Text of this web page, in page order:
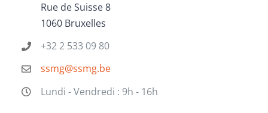
Rue de Suisse 8
1060 Bruxelles
+32 2 533 09 80
ssmg@ssmg.be
Lundi - Vendredi : 9h - 16h